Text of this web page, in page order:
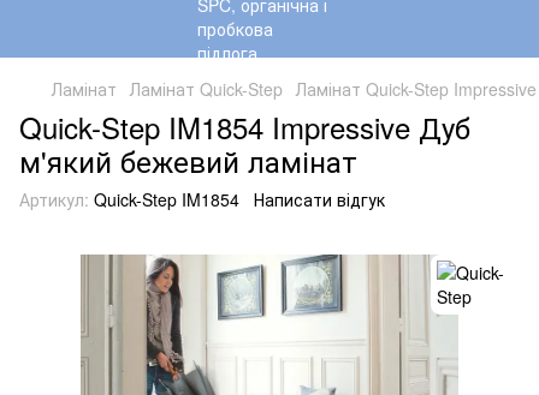
Ламінат Ламінат Quick-Step Ламінат Quick-Step
Quick-Step IM1854 Impressive Дуб
м'який бежевий ламінат
Артикул: Quick-Step IM1854 Написати відгук